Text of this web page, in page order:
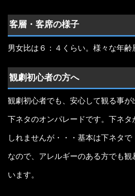
客層・客席の様子
男女比は６：４くらい。様々な年齢
観劇初心者の方へ
観劇初心者でも、安心して観る事が
下ネタのオンパレードです。下ネタ
しれませんが・・・基本は下ネタで
なので、アレルギーのある方でも
います。